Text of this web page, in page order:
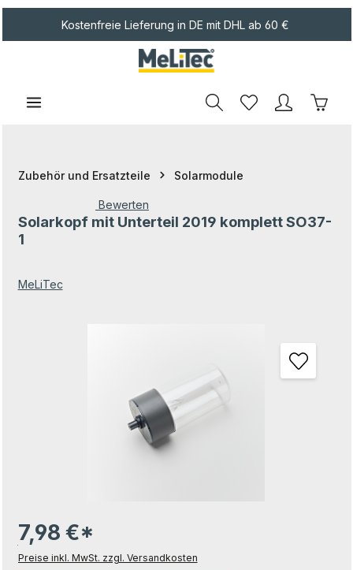
Kostenfreie Lieferung in DE mit DHL ab 60 €
Zubehör und Ersatzteile Solarmodule
Durchschnittliche Bewertung von 0 von 5 Sternen
Bewerten
Solarkopf mit Unterteil 2019 komplett SO37-
1
MeLiTec
7,98 €*
Preise inkl. MwSt. zzgl. Versandkosten